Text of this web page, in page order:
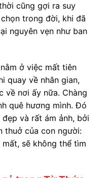
cũng gợi ra suy
trong đời, khi đã
nguyên vẹn như ban
ở việc mất tiên
quay về nhân gian,
về nơi ấy nữa. Chàng
quê hương mình. Đó
và rất ám ảnh, bởi
thuở của con người:
sẽ không thể tìm